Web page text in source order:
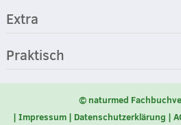
Extra
Praktisch
© naturmed
Impressum
Datenschutzerklärung